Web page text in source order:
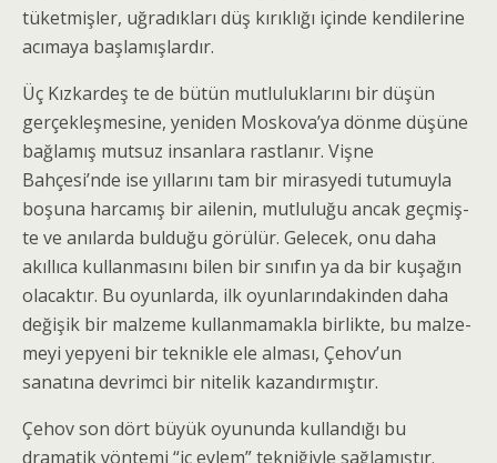
tüketmişler, uğradıkları düş kırıklığı içinde kendilerine
acımaya başlamışlardır.
Üç Kızkardeş te de bütün mutluluklarını bir düşün
gerçekleşmesine, yeniden Moskova’ya dönme düşüne
bağlamış mutsuz insanlara rastlanır. Vişne
Bahçesi’nde ise yıllarını tam bir mirasyedi tutumuyla
boşuna harcamış bir ailenin, mutluluğu ancak geçmiş­
te ve anılarda bulduğu görülür. Gelecek, onu daha
akıllıca kullanmasını bilen bir sınıfın ya da bir kuşağın
olacaktır. Bu oyunlarda, ilk oyunlarındakinden daha
değişik bir malzeme kullanmamakla birlikte, bu malze­
meyi yepyeni bir teknikle ele alması, Çehov’un
sanatına devrimci bir nitelik kazandırmıştır.
Çehov son dört büyük oyununda kullandığı bu
dramatik yöntemi “iç eylem” tekniğiyle sağlamıştır.